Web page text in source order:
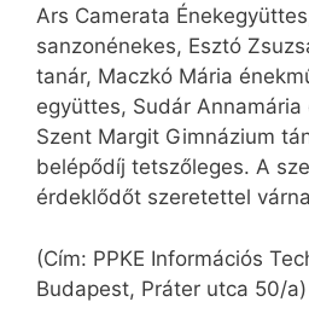
Ars Camerata
sanzonénekes, Esztó
tanár, Maczkó Mária
együttes, Sudár
Szent Margit Gimnázium
belépődíj tetszőleges. A
érdeklődőt szeretettel
(Cím: PPKE Információs
Budapest, Práter utca 50/a)